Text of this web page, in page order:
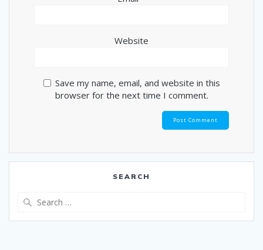
Website
Save my name, email, and website in this
browser for the next time I comment.
SEARCH